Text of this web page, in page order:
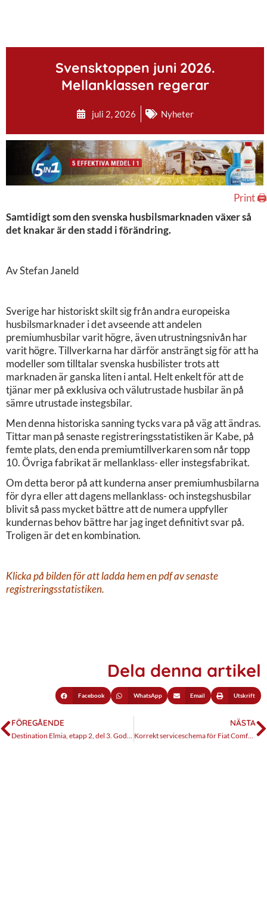
Svensktoppen juni 2026.
Mellanklassen regerar
juli 2, 2026 Nyheter
Print 🖨
Samtidigt som den svenska husbilsmarknaden växer så
det knakar är den stadd i förändring.
Av Stefan Janeld
Sverige har historiskt skilt sig från andra europeiska
husbilsmarknader i det avseende att andelen
premiumhusbilar varit högre, även utrustningsnivån har
varit högre. Tillverkarna har därför ansträngt sig för att ha
modeller som tilltalar svenska husbilister trots att
marknaden är ganska liten i antal. Helt enkelt för att de
tjänar mer på exklusiva och välutrustade husbilar än på
sämre utrustade instegsbilar.
Men denna historiska sanning tycks vara på väg att ändras.
Tittar man på senaste registreringsstatistiken är Kabe, på
femte plats, den enda premiumtillverkaren som når topp
10. Övriga fabrikat är mellanklass- eller instegsfabrikat.
Om detta beror på att kunderna anser premiumhusbilarna
för dyra eller att dagens mellanklass- och instegshusbilar
blivit så pass mycket bättre att de numera uppfyller
kundernas behov bättre har jag inget definitivt svar på.
Troligen är det en kombination.
Klicka på bilden för att ladda hem en pdf av senaste
registreringsstatistiken.
Dela denna artikel
Facebook WhatsApp Email Utskrift
FÖREGÅENDE
Destination Elmia, etapp 2, del 3. Goda viktmarginaler
NÄSTA
Korrekt serviceschema för Fiat Comfort-Matic robotlåda